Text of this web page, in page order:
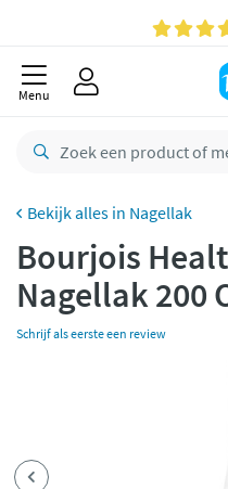
Gratis
Bestelling
CO2
Menu
Nagellak
Bourjois
Nagellak 200
Schrijf als eerste een review